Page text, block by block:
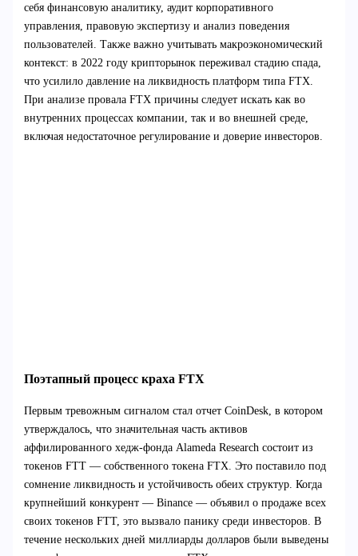
себя финансовую аналитику, аудит корпоративного
управления, правовую экспертизу и анализ поведения
пользователей. Также важно учитывать макроэкономический
контекст: в 2022 году крипторынок переживал стадию спада,
что усилило давление на ликвидность платформ типа FTX.
При анализе провала FTX причины следует искать как во
внутренних процессах компании, так и во внешней среде,
включая недостаточное регулирование и доверие инвесторов.
Поэтапный процесс краха FTX
Первым тревожным сигналом стал отчет CoinDesk, в котором
утверждалось, что значительная часть активов
аффилированного хедж-фонда Alameda Research состоит из
токенов FTT — собственного токена FTX. Это поставило под
сомнение ликвидность и устойчивость обеих структур. Когда
крупнейший конкурент — Binance — объявил о продаже всех
своих токенов FTT, это вызвало панику среди инвесторов. В
течение нескольких дней миллиарды долларов были выведены